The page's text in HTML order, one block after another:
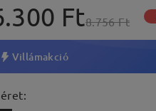
Ft8.756 Ft
Villámakció